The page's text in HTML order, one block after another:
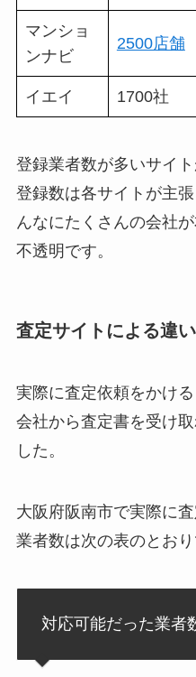
マンショ
ンナビ
2500店舗
イエイ 1700社
登録業者数が多いサイ
登録数は各サイトが主
んなにたくさんの会社
不透明です。
査定サイトによる違
実際に査定依頼をかけ
会社から査定書を受け
した。
大阪府阪南市で実際に
業者数は次の表のとおり
対応可能だった業者